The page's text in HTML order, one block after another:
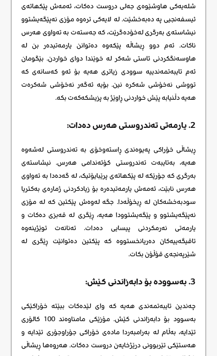
شلەیەکی هاوشێوەی جەلی دروست دەکات، ئەمەش پێکهاتەی
ئیسفەنجیی په دەبەخشێت. لە لایەکی ترەوە مۆزی نەپێگەیشتوو
نیشاستەی بەرگری لەخۆدەگرێت، کە جەستەت بە تەواوی هەرس
ناکات. ئەم دوو ڕیشاڵە پێکەوە دەتوانن یارمەتیدەر بن لە
هاوسەنگکردنی ئاستی شەکر لە خوێندا دوای خواردن. بێگومان
ئەم تایبەتمەندییە سوودی زیاتری هەیە بۆ ئەو کەسانەی کە
تووشی نەخۆشی شەکرە نین. بۆیە ئەگەر نەخۆشی شەکرەت
هەیە دڵنیابە پێش خواردنی ڕاوێژ بە پزیشکەکەت بکە.
2. یارمەتی تەندروستی هەرس دەدات:
ڕیشاڵی خۆراکی پەیوەندی ڕاستەوخۆی بە تەندروستی لەشەوە
هەیە، بەتایبەت تەندروستی کۆئەندامی هەرس. نیشاستەی
بەرگری کە جۆرێکە لە پێکهاتەی پرێبایۆتیک، لە گەدەدا بە تەواوی
هەرس نابێت، ئەمەش یارمەتیدەرە بۆ زیادکردنی ژمارەی بەکتریا
سودبەخشەکان لە ڕیخۆڵەدا. جگە لەوەش پێکتین کە لە مۆزی
نەپێگەیشتوو و پێگەیشتوودا هەیە، ڕێگری لە قەبزی دەکات و
یارمەتی نەرمکردنی پیسایی دەدات. تەنانەت توێژینەوە
تاقیگەییەکان دەریانخستووە کە پێکتین دەتوانێت ڕێگری لە
شێرپەنجەی قۆڵۆن بکات.
3. بەسوودە بۆ دابەزاندنی کێش:
چەندین تایبەتمەندی هەیە کە وای لێدەکات ببێتە خۆراکێکی
بەسوود بۆ دابەزاندنی کێش. مۆزێکی مامناوەند 100 کالۆری
تێدایە، بەڵام لە بەرامبەردا مادەی خۆراکی جۆراوجۆری تێدایە و
هەستێکی تێربوونی درێژخایەن دروست دەکات. هەروەها ڕیشاڵی